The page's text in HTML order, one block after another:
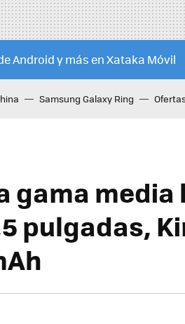
Android y más en Xataka Móvil
Samsung Galaxy Ring
gama media
pulgadas,